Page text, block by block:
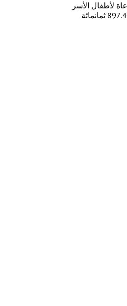
لأطفال الأسر
ذات الدخل المنخفض والمعاقين في بلادنا بإسم "محريبانليك" (بيوت العطف) و"المروات" الخيرية وتم تقديم المساعدة المادية لمنازل وأطفال الأئمة المتوفين بمبلغ قدره 897.400 ثمانمائة